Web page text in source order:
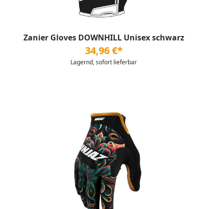
Zanier Gloves DOWNHILL Unisex schwarz
34,96 €*
Lagernd, sofort lieferbar